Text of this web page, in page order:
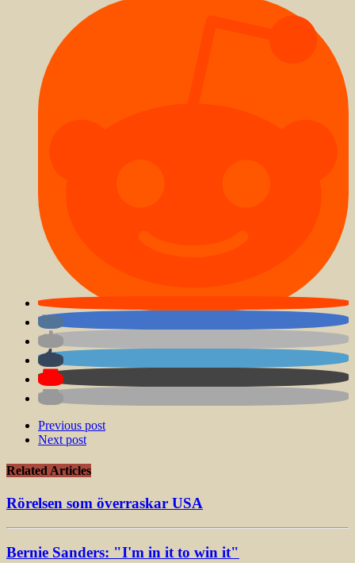
Previous post
Next post
Related Articles
Rörelsen som överraskar USA
Bernie Sanders: "I'm in it to win it"